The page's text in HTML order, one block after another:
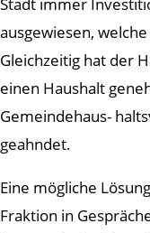
ausgewiesen,
Gleichzeitig hat der
einen Haushalt
Gemeindehaus-
geahndet.
Eine mögliche
Fraktion in